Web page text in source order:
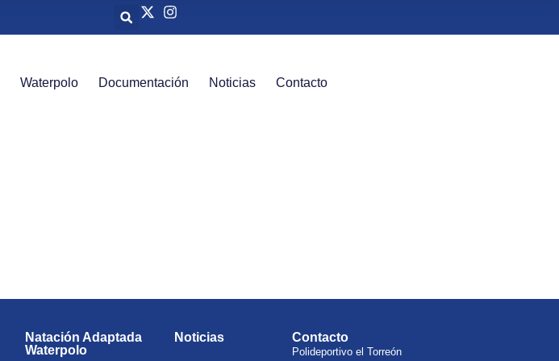
Waterpolo Documentación Noticias Contacto
Natación Adaptada
Waterpolo
Noticias Contacto
Polideportivo el Torreón